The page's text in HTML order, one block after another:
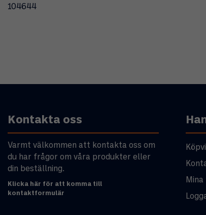
104644
Kontakta oss
Varmt välkommen att kontakta oss om
du har frågor om våra produkter eller
din beställning.
Klicka här för att komma till
kontaktformulär